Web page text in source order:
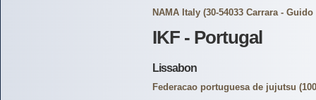
NAMA Italy (30-54033 Carrara -
IKF - Portugal
Lissabon
Federacao portuguesa de jujutsu